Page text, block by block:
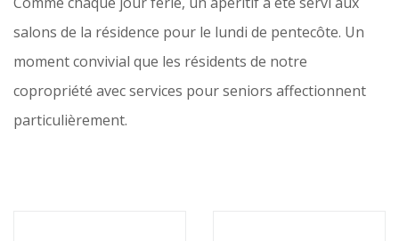
salons de la résidence pour le lundi de pentecôte. Un
moment convivial que les résidents de notre
copropriété avec services pour seniors affectionnent
particulièrement.